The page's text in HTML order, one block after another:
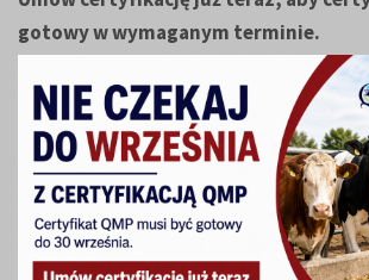
gotowy w wymaganym terminie.